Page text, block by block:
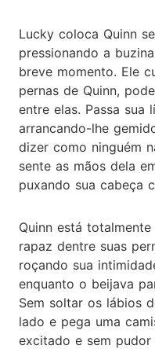
Lucky coloca Quinn
pressionando a
breve momento. Ele
pernas de Quinn,
entre elas. Passa sua
arrancando-lhe
dizer como ninguém
sente as mãos dela
puxando sua cabeça
Quinn está
rapaz dentre suas
roçando sua
enquanto o beijava
Sem soltar os lábios
lado e pega uma
excitado e sem pudor